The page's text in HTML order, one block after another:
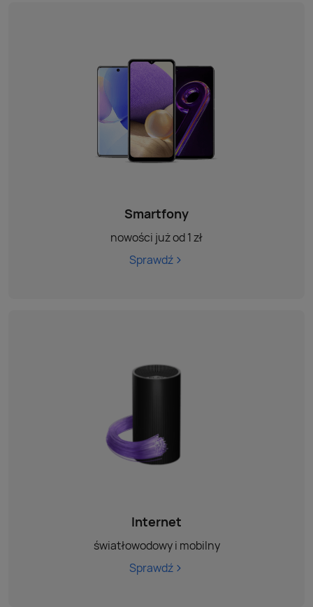
Smartfony
nowości już od 1 zł
Sprawdź
Internet
światłowodowy i mobilny
Sprawdź